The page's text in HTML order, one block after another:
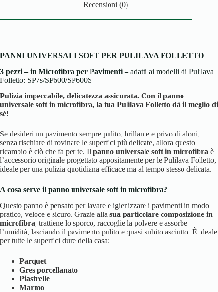
Recensioni (0)
PANNI UNIVERSALI SOFT PER PULILAVA FOLLETTO
3 pezzi – in Microfibra per Pavimenti –adatti ai modelli di Pulilava
Folletto: SP7s/SP600/SP600S
Pulizia impeccabile, delicatezza assicurata. Con il panno
universale soft in microfibra, la tua Pulilava Folletto dà il meglio di
sé!
Se desideri un pavimento sempre pulito, brillante e privo di aloni,
senza rischiare di rovinare le superfici più delicate, allora questo
ricambio è ciò che fa per te. Il panno universale soft in microfibra è
l’accessorio originale progettato appositamente per le Pulilava Folletto,
ideale per una pulizia quotidiana efficace ma al tempo stesso delicata.
A cosa serve il panno universale soft in microfibra?
Questo panno è pensato per lavare e igienizzare i pavimenti in modo
pratico, veloce e sicuro. Grazie alla sua particolare composizione in
microfibra, trattiene lo sporco, raccoglie la polvere e assorbe
l’umidità, lasciando il pavimento pulito e quasi subito asciutto. È ideale
per tutte le superfici dure della casa:
Parquet
Gres porcellanato
Piastrelle
Marmo